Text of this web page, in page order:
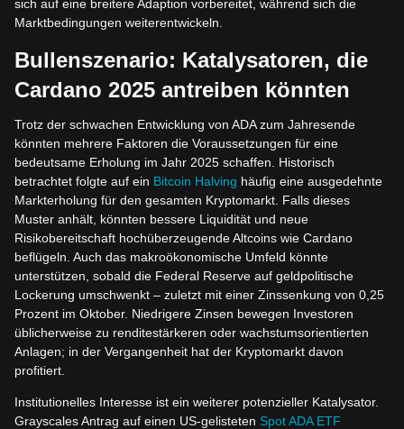
sich auf eine breitere Adaption vorbereitet, während sich die
Marktbedingungen weiterentwickeln.
Bullenszenario: Katalysatoren, die
Cardano 2025 antreiben könnten
Trotz der schwachen Entwicklung von ADA zum Jahresende
könnten mehrere Faktoren die Voraussetzungen für eine
bedeutsame Erholung im Jahr 2025 schaffen. Historisch
betrachtet folgte auf ein Bitcoin Halving häufig eine ausgedehnte
Markterholung für den gesamten Kryptomarkt. Falls dieses
Muster anhält, könnten bessere Liquidität und neue
Risikobereitschaft hochüberzeugende Altcoins wie Cardano
beflügeln. Auch das makroökonomische Umfeld könnte
unterstützen, sobald die Federal Reserve auf geldpolitische
Lockerung umschwenkt – zuletzt mit einer Zinssenkung von 0,25
Prozent im Oktober. Niedrigere Zinsen bewegen Investoren
üblicherweise zu renditestärkeren oder wachstumsorientierten
Anlagen; in der Vergangenheit hat der Kryptomarkt davon
profitiert.
Institutionelles Interesse ist ein weiterer potenzieller Katalysator.
Grayscales Antrag auf einen US-gelisteten Spot ADA ETF